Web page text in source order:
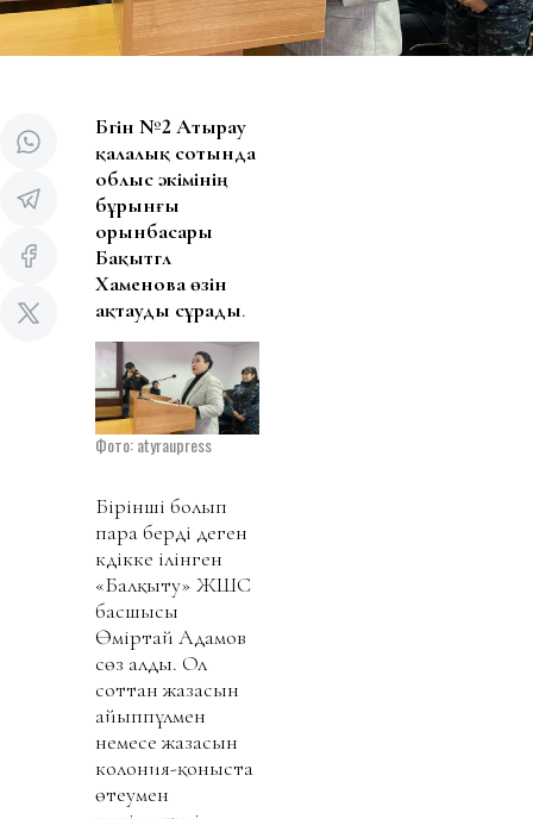
Бүгін №2 Атырау
қалалық сотында
облыс әкімінің
бұрынғы
орынбасары
Бақытгүл
Хаменова өзін
ақтауды сұрады.
Фото: atyraupress
Бірінші болып
пара берді деген
күдікке ілінген
«Балқыту» ЖШС
басшысы
Өміртай Адамов
сөз алды. Ол
соттан жазасын
айыппұлмен
немесе жазасын
колония-қоныста
өтеумен